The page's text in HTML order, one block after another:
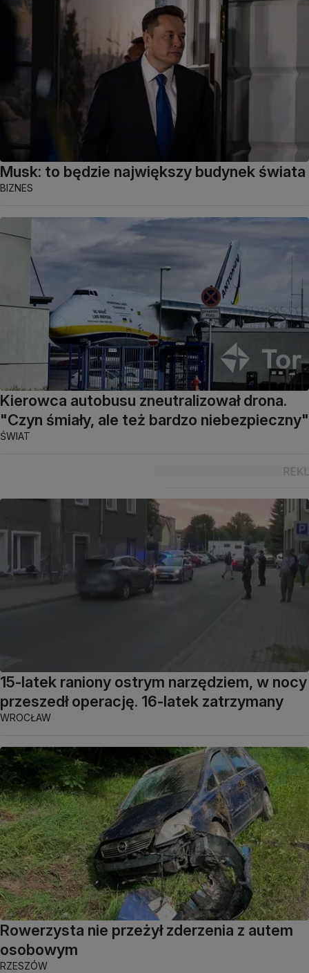
Musk: to będzie największy budynek świata
BIZNES
Kierowca autobusu zneutralizował drona.
"Czyn śmiały, ale też bardzo niebezpieczny"
ŚWIAT
15-latek raniony ostrym narzędziem, w nocy
przeszedł operację. 16-latek zatrzymany
WROCŁAW
Rowerzysta nie przeżył zderzenia z autem
osobowym
RZESZÓW